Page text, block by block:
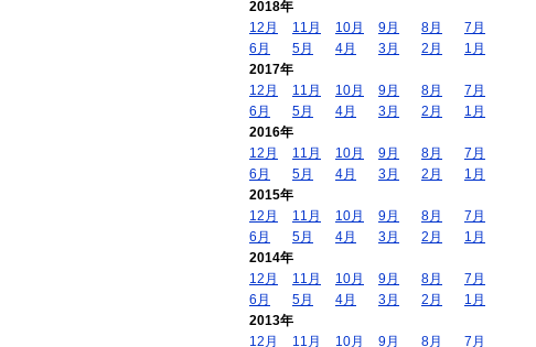
2018年
12月
11月 10月 9月 8月
7月
6月
5月 4月 3月 2月
1月
2017年
12月
11月 10月 9月 8月
7月
6月
5月 4月 3月 2月
1月
2016年
12月
11月 10月 9月 8月
7月
6月
5月 4月 3月 2月
1月
2015年
12月
11月 10月 9月 8月
7月
6月
5月 4月 3月 2月
1月
2014年
12月
11月 10月 9月 8月
7月
6月
5月 4月 3月 2月
1月
2013年
12月
11月 10月 9月 8月 7月